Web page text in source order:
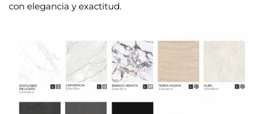
con elegancia y exactitud.